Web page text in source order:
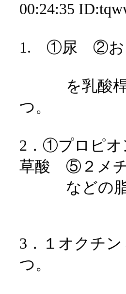
00:24:35
1. ①尿 ②お
を乳酸桿菌
つ。
2．①プロピ
草酸 ⑤２メ
などの脂肪
3．１オクチ
つ。